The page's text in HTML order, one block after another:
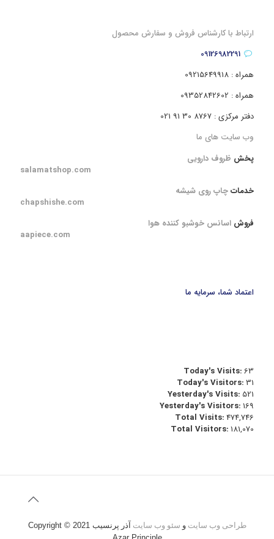
ارتباط با کارشناس فروش و سفارش محصول
09126982291
همراه : 09215649918
همراه : 09352842602
دفتر مرکزی : 8767 30 91 021
وب سایت های ما
پخش ظروف دارویی
salamatshop.com
خدماتچاپ روی شیشه
chapshishe.com
فروش اسانس خوشبو کننده هوا
aapiece.com
اعتماد شما، سرمایه ما
Today's Visits:63
Today's Visitors:31
Yesterday's Visits: 521
Yesterday's Visitors:169
Total Visits:474,746
Total Visitors:181,070
طراحی وب سایت و سئو وب سایت آذر پرنسیب Copyright © 2021